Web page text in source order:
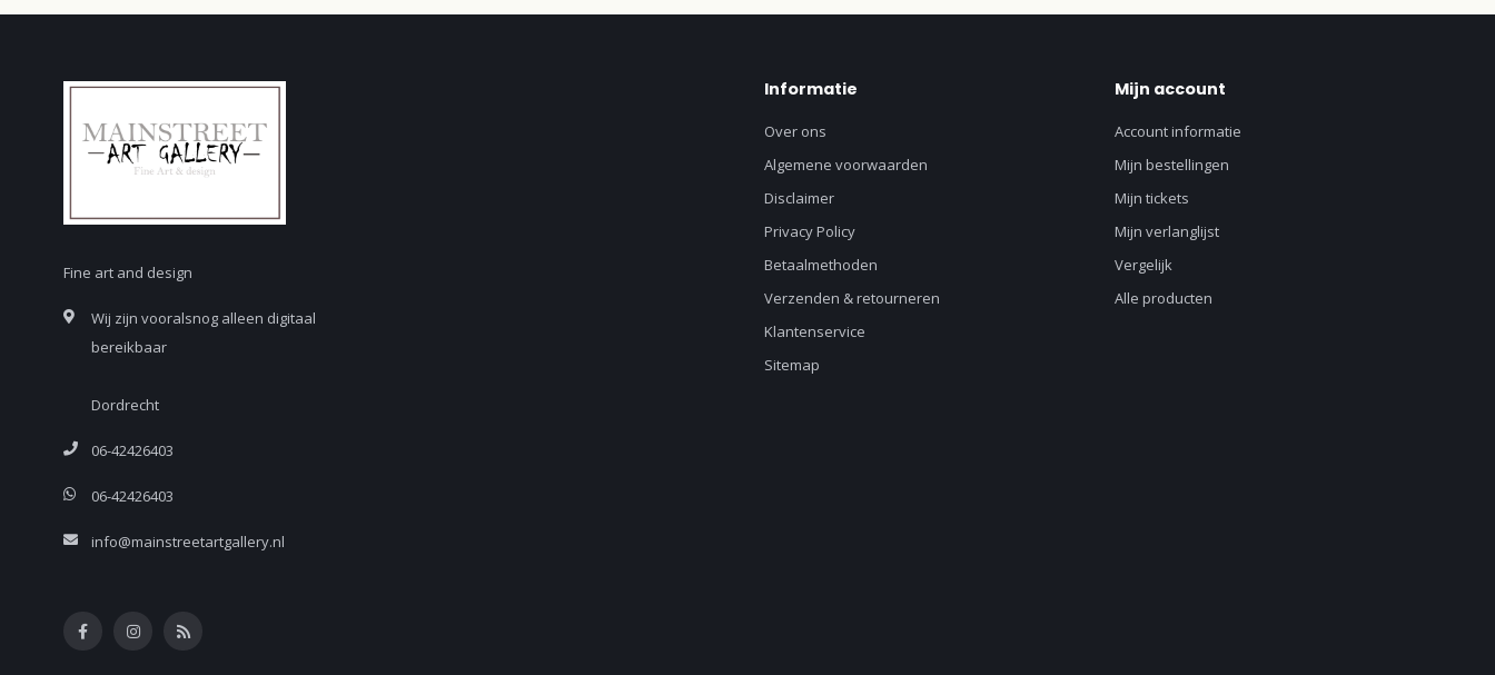
Fine art and design
Wij zijn vooralsnog alleen digitaal
bereikbaar
Dordrecht
06-42426403
06-42426403
info@mainstreetartgallery.nl
Informatie
Over ons
Algemene voorwaarden
Disclaimer
Privacy Policy
Betaalmethoden
Verzenden & retourneren
Klantenservice
Sitemap
Mijn account
Account informatie
Mijn bestellingen
Mijn tickets
Mijn verlanglijst
Vergelijk
Alle producten